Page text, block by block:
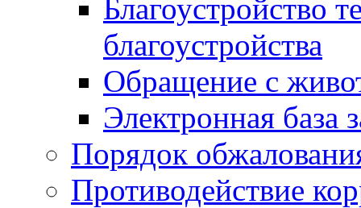
Благоустройство
благоустройства
Обращение с
Электронная база
Порядок
Противодействие